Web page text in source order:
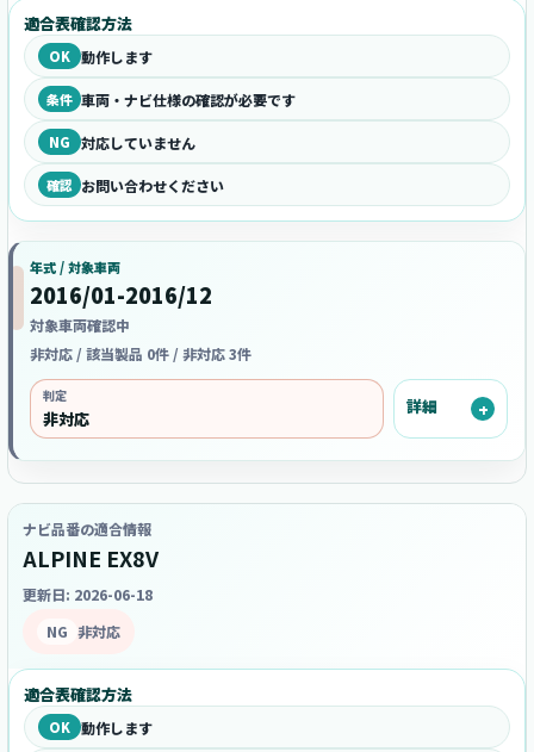
適合表確認方法
OK 動作します
条件 車両・ナビ仕様の確認が必要です
NG 対応していません
確認 お問い合わせください
年式 / 対象車両
2016/01-2016/12
対象車両確認中
非対応 / 該当製品 0件 / 非対応 3件
判定
非対応
詳細
ナビ品番の適合情報
ALPINE EX8V
更新日: 2026-06-18
NG 非対応
適合表確認方法
OK 動作します